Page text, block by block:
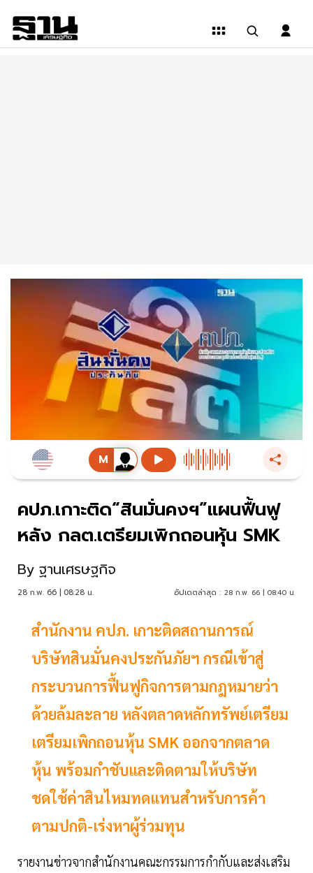
คปภ.เกาะติด“สินมั่นคงฯ”แผนฟื้นฟู
หลัง กลต.เตรียมเพิกถอนหุ้น SMK
By ฐานเศรษฐกิจ
28 ก.พ. 66 | 08:28 น. อัปเดตล่าสุด : 28 ก.พ. 66 | 08:40 น.
สำนักงาน คปภ. เกาะติดสถานการณ์
บริษัทสินมั่นคงประกันภัยฯ กรณีเข้าสู่
กระบวนการฟื้นฟูกิจการตามกฎหมายว่า
ด้วยล้มละลาย หลังตลาดหลักทรัพย์เตรียม
เตรียมเพิกถอนหุ้น SMK ออกจากตลาด
หุ้น พร้อมกำชับและติดตามให้บริษัท
ชดใช้ค่าสินไหมทดแทนสำหรับการค้า
ตามปกติ-เร่งหาผู้ร่วมทุน
รายงานข่าวจากสำนักงานคณะกรรมการกำกับและส่งเสริม